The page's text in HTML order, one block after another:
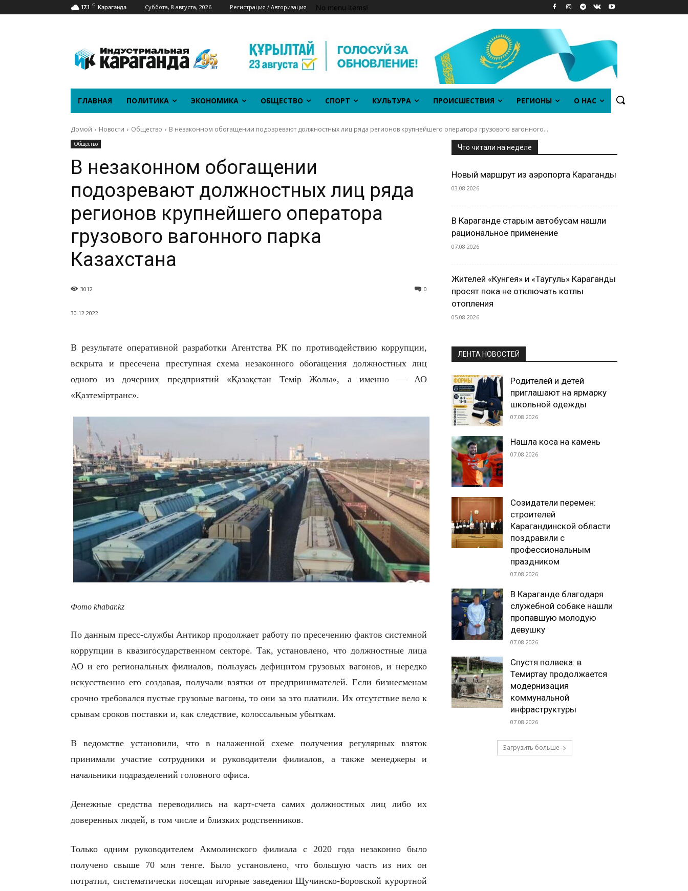
17.1 C Караганда Суббота, 8 августа, 2026 Регистрация / Авторизация No menu items!
ГЛАВНАЯ ПОЛИТИКА ЭКОНОМИКА ОБЩЕСТВО СПОРТ КУЛЬТУРА ПРОИСШЕСТВИЯ РЕГИОНЫ О НАС
Домой Новости Общество В незаконном обогащении подозревают должностных лиц ряда регионов крупнейшего оператора грузового вагонного...
Общество
В незаконном обогащении
подозревают должностных лиц ряда
регионов крупнейшего оператора
грузового вагонного парка
Казахстана
0
3012
30.12.2022
В результате оперативной разработки Агентства РК по противодействию коррупции,
вскрыта и пресечена преступная схема незаконного обогащения должностных лиц
одного из дочерних предприятий «Қазақстан Темір Жолы», а именно — АО
«Қазтеміртранс».
Фото khabar.kz
По данным пресс-службы Антикор продолжает работу по пресечению фактов системной
коррупции в квазигосударственном секторе. Так, установлено, что должностные лица
АО и его региональных филиалов, пользуясь дефицитом грузовых вагонов, и нередко
искусственно его создавая, получали взятки от предпринимателей. Если бизнесменам
срочно требовался пустые грузовые вагоны, то они за это платили. Их отсутствие вело к
срывам сроков поставки и, как следствие, колоссальным убыткам.
В ведомстве установили, что в налаженной схеме получения регулярных взяток
принимали участие сотрудники и руководители филиалов, а также менеджеры и
начальники подразделений головного офиса.
Денежные средства переводились на карт-счета самих должностных лиц либо их
доверенных людей, в том числе и близких родственников.
Только одним руководителем Акмолинского филиала с 2020 года незаконно было
получено свыше 70 млн тенге. Было установлено, что большую часть из них он
потратил, систематически посещая игорные заведения Щучинско-Боровской курортной
Что читали на неделе
Новый маршрут из аэропорта Караганды
03.08.2026
В Караганде старым автобусам нашли
рациональное применение
07.08.2026
Жителей «Кунгея» и «Таугуль» Караганды
просят пока не отключать котлы
отопления
05.08.2026
ЛЕНТА НОВОСТЕЙ
Родителей и детей
приглашают на ярмарку
школьной одежды
07.08.2026
Нашла коса на камень
07.08.2026
Созидатели перемен:
строителей
Карагандинской области
поздравили с
профессиональным
праздником
07.08.2026
В Караганде благодаря
служебной собаке нашли
пропавшую молодую
девушку
07.08.2026
Спустя полвека: в
Темиртау продолжается
модернизация
коммунальной
инфраструктуры
07.08.2026
Загрузить больше